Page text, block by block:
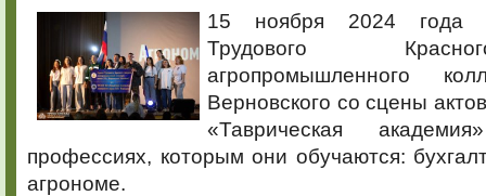
15 ноября 2024 года
Трудового
агропромышленного
Верновского со сцены
«Таврическая
профессиях, которым они обучаются:
агрономе.